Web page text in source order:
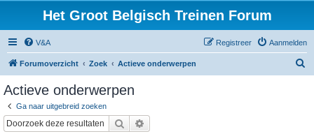
Het Groot Belgisch Treinen Forum
V&A Aanmelden
Registreer
Forumoverzicht Zoek Actieve onderwerpen
Actieve onderwerpen
Ga naar uitgebreid zoeken
Zoek